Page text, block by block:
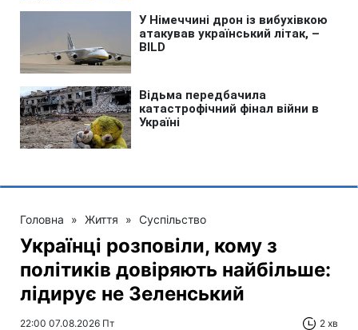
Головна » Життя » Суспільство
Українці розповіли, кому з
політиків довіряють найбільше:
лідирує не Зеленський
22:00 07.08.2026 Пт 2 хв